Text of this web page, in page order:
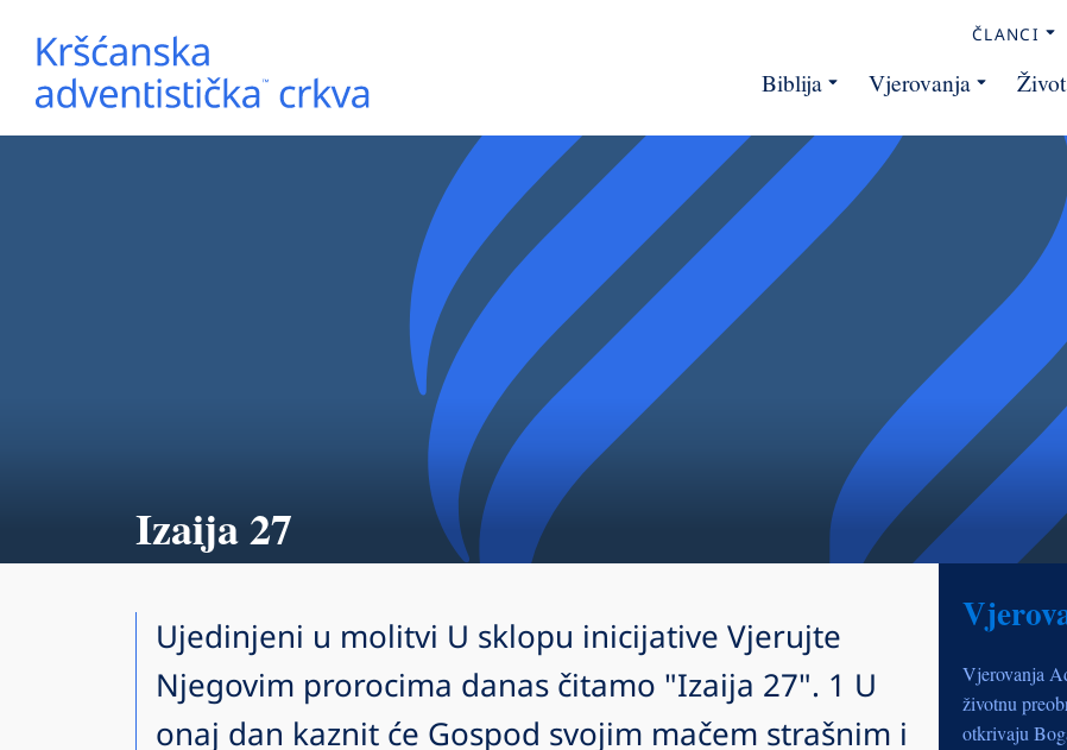
ČLANCI
Biblija Vjerovanja Život
Izaija 27
Ujedinjeni u molitvi U sklopu inicijative Vjerujte
Njegovim prorocima danas čitamo "Izaija 27". 1 U
onaj dan kaznit će Gospod svojim mačem strašnim i
Vjerovanja
životnu
otkrivaju